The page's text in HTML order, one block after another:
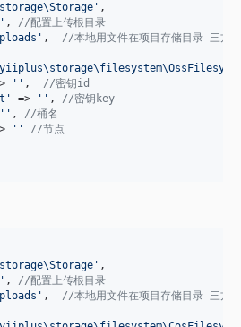
'
' , //配置上传根目录
' , //本地用文件在项目存储目录 三方
'' , //密钥id
' => '' , //密钥key
'' , //桶名
''
//节点
'
' , //配置上传根目录
' , //本地用文件在项目存储目录 三方